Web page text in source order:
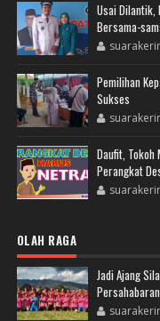
Usai Dilantik,
Bersama-
Pemilihan
Sukses
Daufit, Tokoh
Perangkat
OLAH RAGA
Jadi Ajang